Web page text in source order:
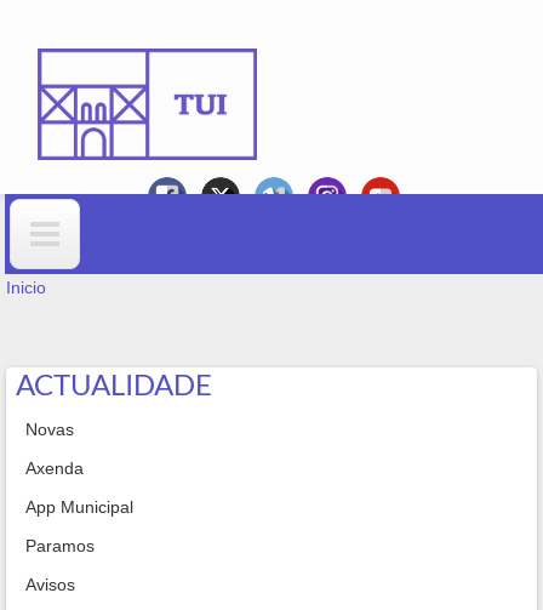
Formulario de busca
VOSTEDE ESTÁ AQUÍ
Inicio
ACTUALIDADE
Novas
Axenda
App Municipal
Paramos
Avisos